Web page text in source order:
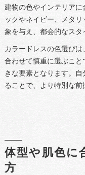
建物の色やインテリア
ックやネイビー、メタ
象を与え、都会的なスタ
カラードレスの色選び
合わせて慎重に選ぶこ
きな要素となります。
ることで、より特別な前
体型や肌色に
方